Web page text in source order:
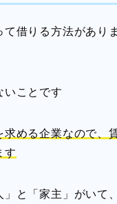
借りる方法があり
いことです
める企業なので、
す
と「家主」がいて